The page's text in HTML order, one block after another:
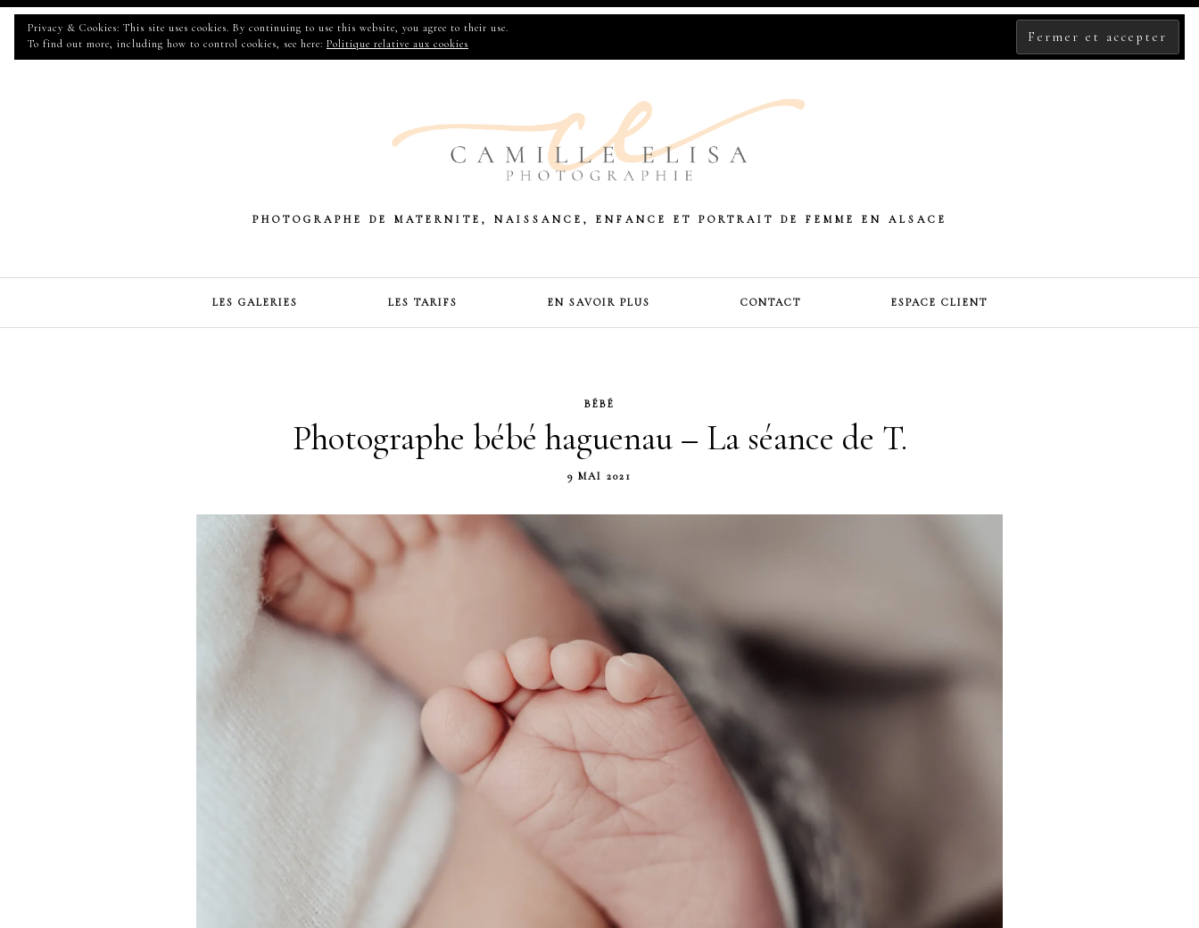
PHOTOGRAPHE DE MATERNITE, NAISSANCE, ENFANCE ET PORTRAIT DE FEMME EN ALSACE
LES GALERIES LES TARIFS EN SAVOIR PLUS CONTACT ESPACE CLIENT
BÉBÉ
Photographe bébé haguenau – La séance de T.
9 MAI 2021
Privacy & Cookies: This site uses cookies. By continuing to use this website, you agree to their use.
To find out more, including how to control cookies, see here: Politique relative aux cookies